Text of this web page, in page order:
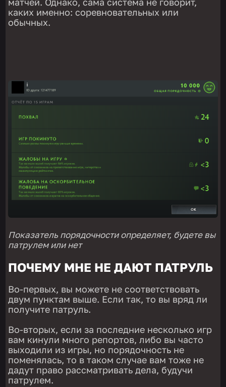
каких именно: соревновательных или
обычных.
Показатель порядочности определяет, будете вы
патрулем или нет
ПОЧЕМУ МНЕ НЕ ДАЮТ ПАТРУЛЬ
Во-первых, вы можете не соответствовать
двум пунктам выше. Если так, то вы вряд ли
получите патруль.
Во-вторых, если за последние несколько игр
вам кинули много репортов, либо вы часто
выходили из игры, но порядочность не
поменялась, то в таком случае вам тоже не
дадут право рассматривать дела, будучи
патрулем.